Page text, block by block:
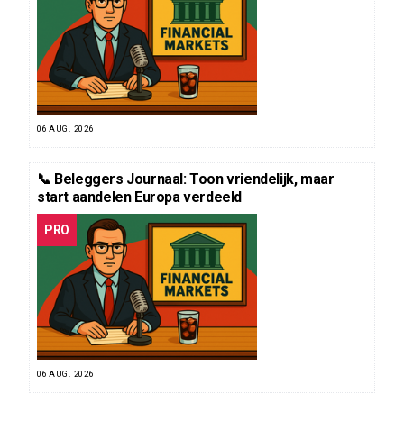
06 AUG. 2026
📞 Beleggers Journaal: Toon vriendelijk, maar
start aandelen Europa verdeeld
PRO
06 AUG. 2026